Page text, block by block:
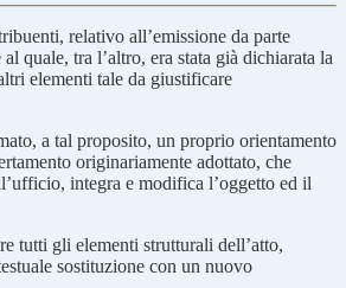
relativo all’emissione da parte
quale, tra l’altro, era stata già dichiarata la
elementi tale da giustificare
a tal proposito, un proprio orientamento
originariamente adottato, che
integra e modifica l’oggetto ed il
tutti gli elementi strutturali dell’atto,
sostituzione con un nuovo